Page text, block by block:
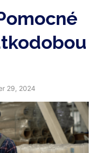
29, 2024